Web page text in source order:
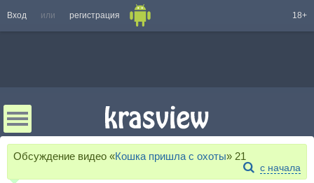
Вход или регистрация 18+
Обсуждение видео «Кошка пришла с охоты» 21
с начала